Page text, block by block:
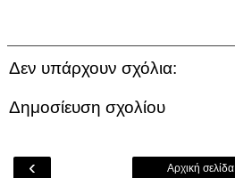
Δεν υπάρχουν σχόλια:
Δημοσίευση σχολίου
‹ Αρχική σελίδα